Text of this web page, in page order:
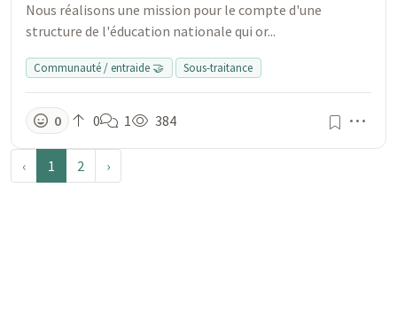
Nous réalisons une mission pour le compte d'une
structure de l'éducation nationale qui or...
Communauté / entraide 🤝 Sous-traitance
0 0 1 384
‹ 1 2 ›